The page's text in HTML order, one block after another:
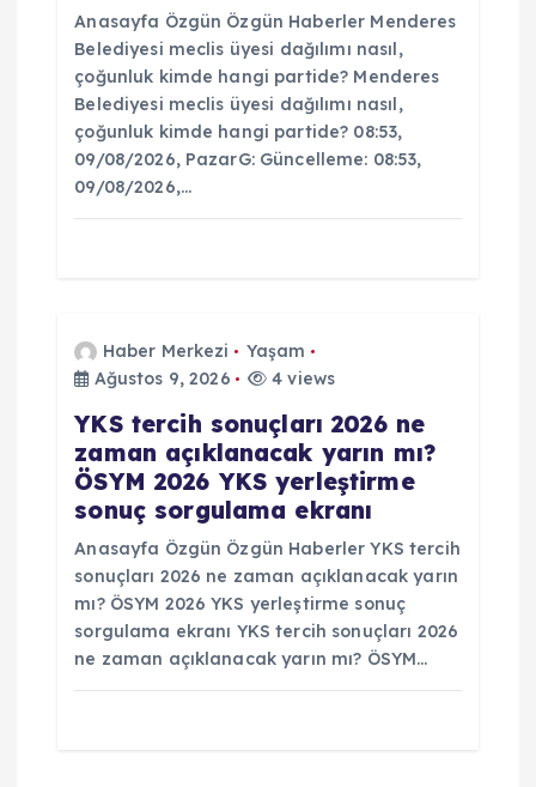
Anasayfa Özgün Özgün Haberler Menderes
Belediyesi meclis üyesi dağılımı nasıl,
çoğunluk kimde hangi partide? Menderes
Belediyesi meclis üyesi dağılımı nasıl,
çoğunluk kimde hangi partide? 08:53,
09/08/2026, PazarG: Güncelleme: 08:53,
09/08/2026,…
Haber Merkezi
Yaşam
Ağustos 9, 2026
4 views
YKS tercih sonuçları 2026 ne
zaman açıklanacak yarın mı?
ÖSYM 2026 YKS yerleştirme
sonuç sorgulama ekranı
Anasayfa Özgün Özgün Haberler YKS tercih
sonuçları 2026 ne zaman açıklanacak yarın
mı? ÖSYM 2026 YKS yerleştirme sonuç
sorgulama ekranı YKS tercih sonuçları 2026
ne zaman açıklanacak yarın mı? ÖSYM…